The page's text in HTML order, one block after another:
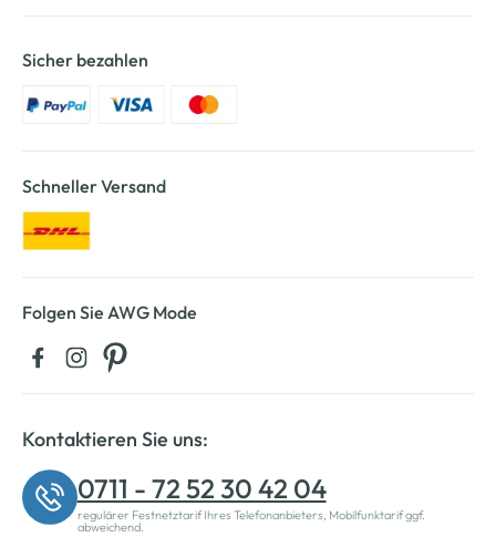
Sicher bezahlen
Schneller Versand
Folgen Sie AWG Mode
Kontaktieren Sie uns:
0711 - 72 52 30 42 04
regulärer Festnetztarif Ihres Telefonanbieters, Mobilfunktarif ggf.
abweichend.